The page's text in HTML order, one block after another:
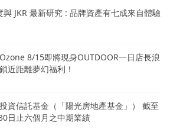
JKR 最新研究 : 品牌資產有七成來自體驗
8/15即將現身OUTDOOR一日店長浪
近距離夢幻福利！
資信託基金（「陽光房地產基金」） 截至
日止六個月之中期業績